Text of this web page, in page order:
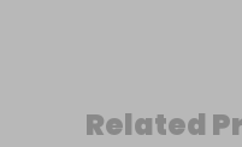
Related